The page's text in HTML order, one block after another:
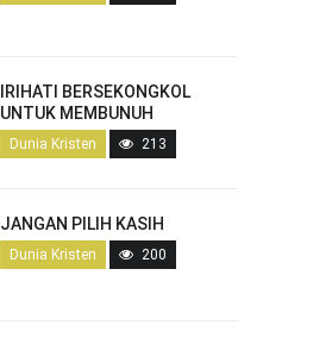
IRIHATI BERSEKONGKOL
UNTUK MEMBUNUH
Dunia Kristen 213
JANGAN PILIH KASIH
Dunia Kristen 200